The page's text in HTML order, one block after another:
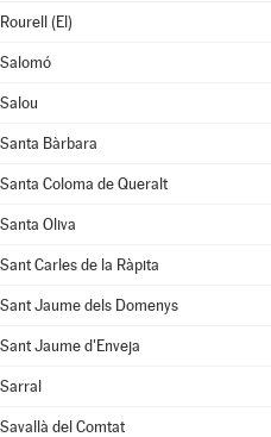
Rourell (El)
Salomó
Salou
Santa Bàrbara
Santa Coloma de Queralt
Santa Oliva
Sant Carles de la Ràpita
Sant Jaume dels Domenys
Sant Jaume d'Enveja
Sarral
Savallà del Comtat